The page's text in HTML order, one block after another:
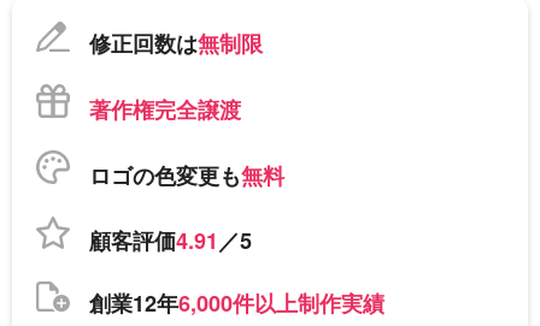
修正回数は無制限
著作権完全譲渡
ロゴの色変更も無料
顧客評価4.91／5
創業12年6,000件以上制作実績